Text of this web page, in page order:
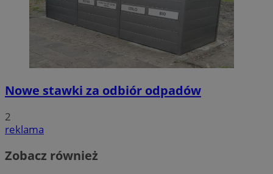
Nowe stawki za odbiór odpadów
2
reklama
Zobacz również